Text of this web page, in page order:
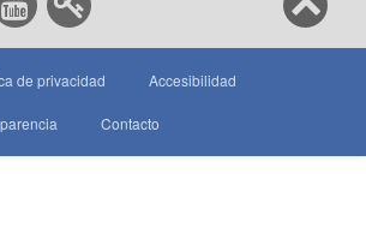
de privacidad Accesibilidad
Contacto